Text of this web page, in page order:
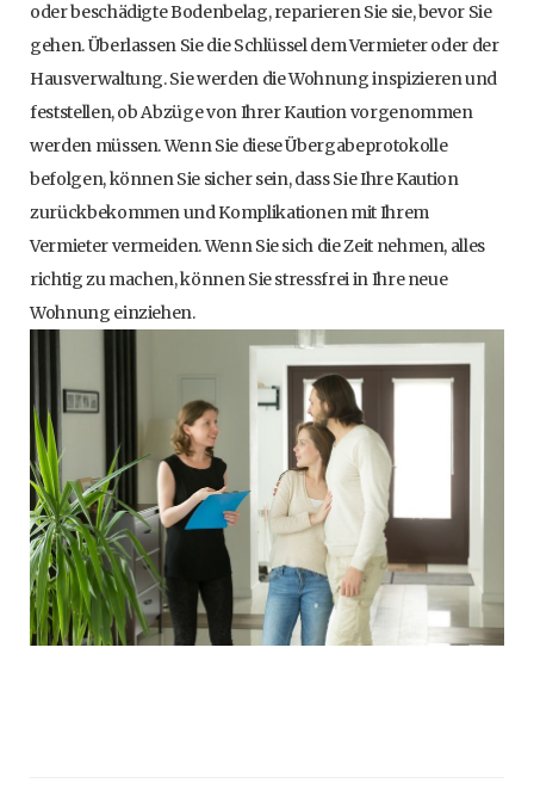
oder beschädigte Bodenbelag, reparieren Sie sie, bevor Sie
gehen. Überlassen Sie die Schlüssel dem Vermieter oder der
Hausverwaltung. Sie werden die Wohnung inspizieren und
feststellen, ob Abzüge von Ihrer Kaution vorgenommen
werden müssen. Wenn Sie diese Übergabeprotokolle
befolgen, können Sie sicher sein, dass Sie Ihre Kaution
zurückbekommen und Komplikationen mit Ihrem
Vermieter vermeiden. Wenn Sie sich die Zeit nehmen, alles
richtig zu machen, können Sie stressfrei in Ihre neue
Wohnung einziehen.